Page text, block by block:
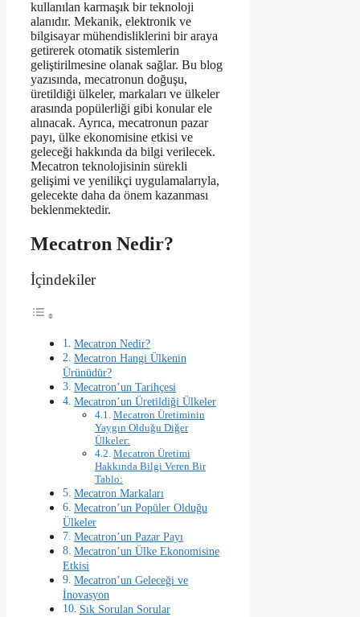
kullanılan karmaşık bir teknoloji
alanıdır. Mekanik, elektronik ve
bilgisayar mühendisliklerini bir araya
getirerek otomatik sistemlerin
geliştirilmesine olanak sağlar. Bu blog
yazısında, mecatronun doğuşu,
üretildiği ülkeler, markaları ve ülkeler
arasında popülerliği gibi konular ele
alınacak. Ayrıca, mecatronun pazar
payı, ülke ekonomisine etkisi ve
geleceği hakkında da bilgi verilecek.
Mecatron teknolojisinin sürekli
gelişimi ve yenilikçi uygulamalarıyla,
gelecekte daha da önem kazanması
beklenmektedir.
Mecatron Nedir?
İçindekiler
Mecatron Nedir?
Mecatron Hangi Ülkenin
Ürünüdür?
Mecatron’un Tarihçesi
Mecatron’un Üretildiği Ülkeler
Mecatron Üretiminin
Yaygın Olduğu Diğer
Ülkeler:
Mecatron Üretimi
Hakkında Bilgi Veren Bir
Tablo:
Mecatron Markaları
Mecatron’un Popüler Olduğu
Ülkeler
Mecatron’un Pazar Payı
Mecatron’un Ülke Ekonomisine
Etkisi
Mecatron’un Geleceği ve
İnovasyon
Sık Sorulan Sorular